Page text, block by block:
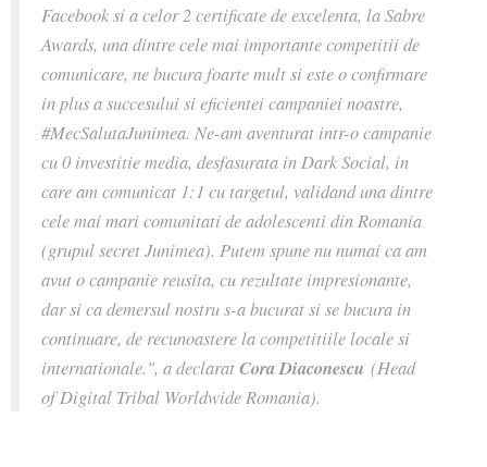
Facebook si a celor 2 certificate de excelenta, la Sabre
Awards, una dintre cele mai importante competitii de
comunicare, ne bucura foarte mult si este o confirmare
in plus a succesului si eficientei campaniei noastre,
#MecSalutaJunimea. Ne-am aventurat intr-o campanie
cu 0 investitie media, desfasurata in Dark Social, in
care am comunicat 1:1 cu targetul, validand una dintre
cele mai mari comunitati de adolescenti din Romania
(grupul secret Junimea). Putem spune nu numai ca am
avut o campanie reusita, cu rezultate impresionante,
dar si ca demersul nostru s-a bucurat si se bucura in
continuare, de recunoastere la competitiile locale si
internationale.", a declaratCora Diaconescu (Head
of Digital Tribal Worldwide Romania).